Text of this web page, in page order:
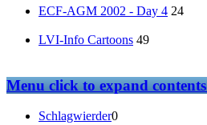
ECF-AGM 2002 - Day 4 24
LVI-Info Cartoons 49
Menuclick to expand contents
Schlagwierder0